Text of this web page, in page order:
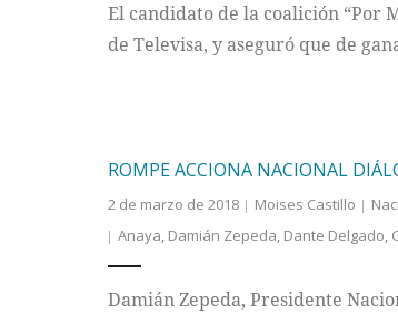
El candidato de la coalición “Por
de Televisa, y aseguró que de
ROMPE ACCIONA NACIONAL
2 de marzo de 2018 Moises Castillo
Anaya, Damián Zepeda, Dante Delgado,
Damián Zepeda, Presidente